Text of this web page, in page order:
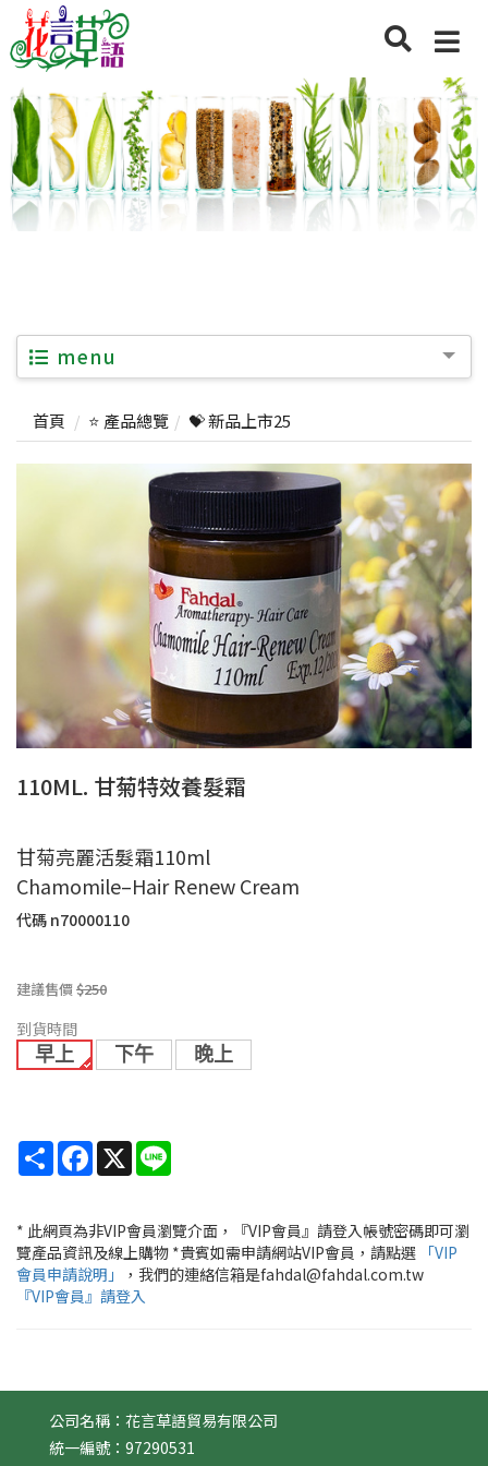
menu
首頁 ⭐ 產品總覽 💝 新品上市25
110ML. 甘菊特效養髮霜
甘菊亮麗活髮霜110ml
Chamomile–Hair Renew Cream
代碼 n70000110
建議售價$250
到貨時間
早上
下午 晚上
Share Facebook
X
* 此網頁為非VIP會員瀏覽介面，『VIP會員』請登入帳號密碼即可瀏
覽產品資訊及線上購物 *貴賓如需申請網站VIP會員，請點選 「VIP
會員申請說明」
，我們的連絡信箱是fahdal@fahdal.com.tw
『VIP會員』請登入
公司名稱：花言草語貿易有限公司
統一編號：97290531